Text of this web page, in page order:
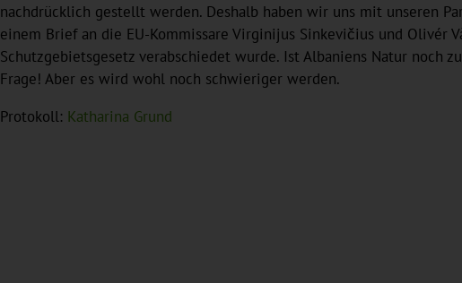
nachdrücklich gestellt werden. Deshalb haben wir uns mit unseren
einem Brief an die EU-Kommissare Virginijus Sinkevičius und Olivér
Schutzgebietsgesetz verabschiedet wurde. Ist Albaniens Natur noch
Frage! Aber es wird wohl noch schwieriger werden.
Protokoll: Katharina Grund